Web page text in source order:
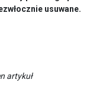
usuwane.
artykuł